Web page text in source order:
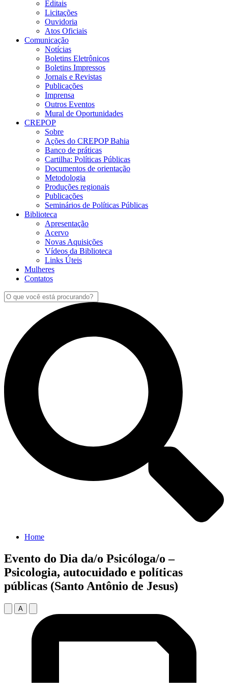
Editais
Licitações
Ouvidoria
Atos Oficiais
Comunicação
Notícias
Boletins Eletrônicos
Boletins Impressos
Jornais e Revistas
Publicações
Imprensa
Outros Eventos
Mural de Oportunidades
CREPOP
Sobre
Ações do CREPOP Bahia
Banco de práticas
Cartilha: Políticas Públicas
Documentos de orientação
Metodologia
Produções regionais
Publicações
Seminários de Políticas Públicas
Biblioteca
Apresentação
Acervo
Novas Aquisições
Vídeos da Biblioteca
Links Úteis
Mulheres
Contatos
Home
Evento do Dia da/o Psicóloga/o –
Psicologia, autocuidado e políticas
públicas (Santo Antônio de Jesus)
A